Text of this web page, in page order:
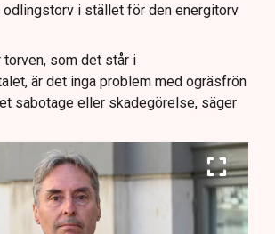
odlingstorv i stället för den energitorv
torven, som det står i
är det inga problem med ogräsfrön
sabotage eller skadegörelse, säger